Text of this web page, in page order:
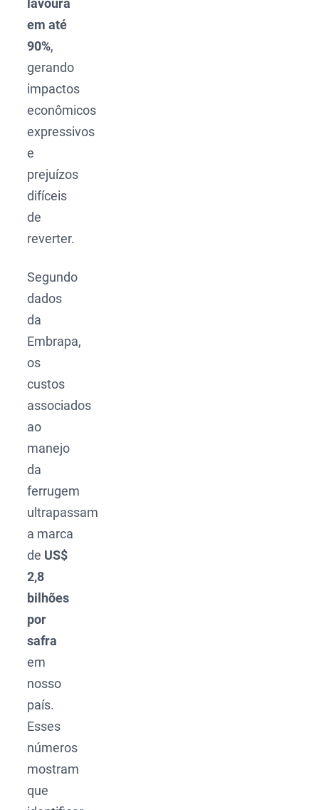
lavoura
em até
90%,
gerando
impactos
econômicos
expressivos
e
prejuízos
difíceis
de
reverter.
Segundo
dados
da
Embrapa,
os
custos
associados
ao
manejo
da
ferrugem
ultrapassam
a marca
de US$
2,8
bilhões
por
safra
em
nosso
país.
Esses
números
mostram
que